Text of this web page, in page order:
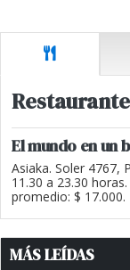
El mundo en un
Asiaka. Soler 4767,
11.30 a 23.30
promedio: $ 17.000.
MÁS LEÍDAS